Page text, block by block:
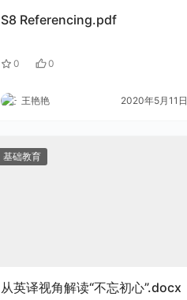
S8 Referencing.pdf
0 0
王艳艳 2020年5月11日
基础教育
从英译视角解读“不忘初心”.docx